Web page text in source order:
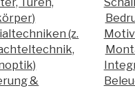
(z.
&